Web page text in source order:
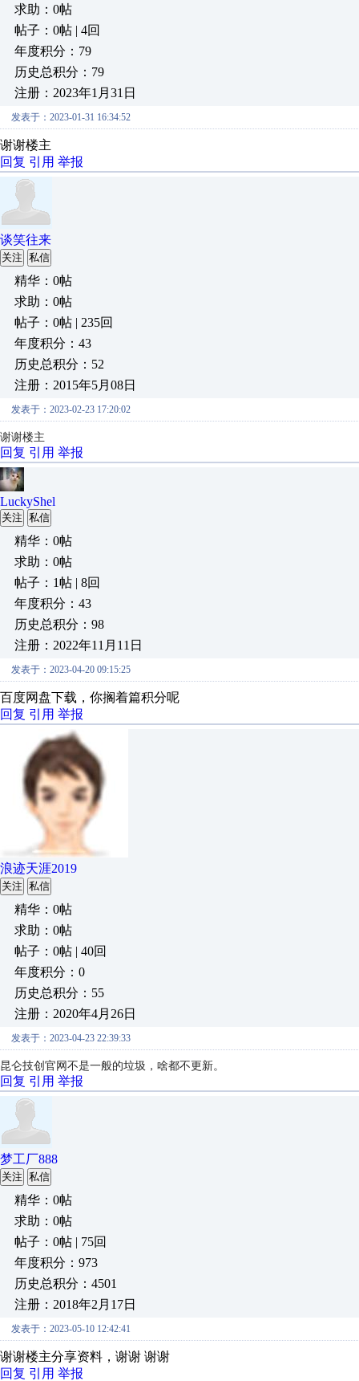
求助：0帖
帖子：0帖 | 4回
年度积分：79
历史总积分：79
注册：2023年1月31日
发表于：2023-01-31 16:34:52
谢谢楼主
回复 引用 举报
谈笑往来
关注 私信
精华：0帖
求助：0帖
帖子：0帖 | 235回
年度积分：43
历史总积分：52
注册：2015年5月08日
发表于：2023-02-23 17:20:02
谢谢楼主
回复 引用 举报
LuckyShel
关注 私信
精华：0帖
求助：0帖
帖子：1帖 | 8回
年度积分：43
历史总积分：98
注册：2022年11月11日
发表于：2023-04-20 09:15:25
百度网盘下载，你搁着篇积分呢
回复 引用 举报
浪迹天涯2019
关注 私信
精华：0帖
求助：0帖
帖子：0帖 | 40回
年度积分：0
历史总积分：55
注册：2020年4月26日
发表于：2023-04-23 22:39:33
昆仑技创官网不是一般的垃圾，啥都不更新。
回复 引用 举报
梦工厂888
关注 私信
精华：0帖
求助：0帖
帖子：0帖 | 75回
年度积分：973
历史总积分：4501
注册：2018年2月17日
发表于：2023-05-10 12:42:41
谢谢楼主分享资料，谢谢 谢谢
回复 引用 举报